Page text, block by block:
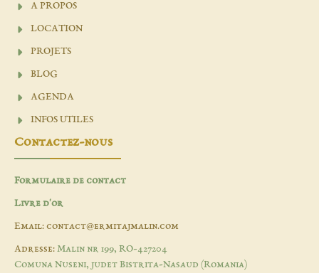
A PROPOS
LOCATION
PROJETS
BLOG
AGENDA
INFOS UTILES
Contactez-nous
Formulaire de contact
Livre d'or
Email: contact@ermitajmalin.com
Adresse: Malin nr 199, RO-427204
Comuna Nuseni, judet Bistrita-Nasaud (Romania)